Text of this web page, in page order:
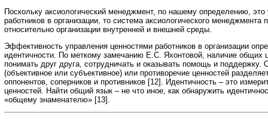
Поскольку аксиологический менеджмент, по нашему определению,
работников в организации, то система аксиологического менеджмента
относительно организации внутренней и внешней среды.
Эффективность управления ценностями работников в организации
идентичности. По меткому замечанию Е.С. Яхонтовой, наличие общих
понимать друг друга, сотрудничать и оказывать помощь и поддержку.
(объективное или субъективное) или противоречие ценностей
оппонентов, соперников и противников [12]. Идентичность – это
ценностей. Найти общий язык – не что иное, как обнаружить
«общему знаменателю» [13].